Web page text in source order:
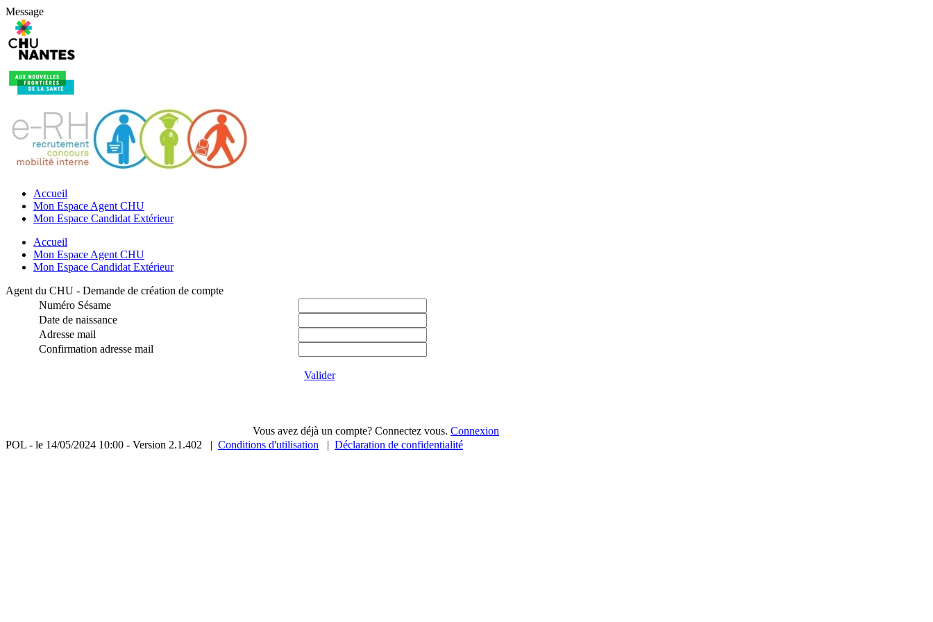
Message
Accueil
Mon Espace Agent CHU
Mon Espace Candidat Extérieur
Accueil
Mon Espace Agent CHU
Mon Espace Candidat Extérieur
Agent du CHU - Demande de création de compte
Numéro Sésame
Date de naissance
Adresse mail
Confirmation adresse mail
Valider
Vous avez déjà un compte? Connectez vous. Connexion
POL - le 14/05/2024 10:00 - Version 2.1.402 | Conditions d'utilisation | Déclaration de confidentialité